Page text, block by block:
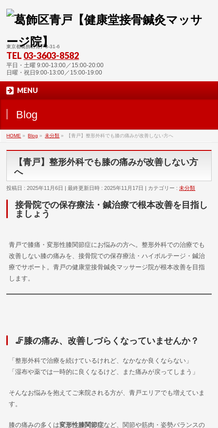
東京都葛飾区青戸3-31-6
TEL 03-3603-8582
平日・土曜 9:00-13:00／15:00-20:00
日曜・祝日9:00-13:00／15:00-19:00
MENU
Blog
HOME » Blog » 未分類 » 【青戸】整形外科でも膝の痛みが改善しない方へ
【青戸】整形外科でも膝の痛みが改善しない方
へ
投稿日 : 2025年11月6日 最終更新日時 : 2025年11月17日 カテゴリー :未分類
接骨院での保存療法・鍼治療で根本改善を目指し
ましょう
青戸で膝痛・変形性膝関節症にお悩みの方へ。整形外科での治療でも
改善しない膝の痛みを、接骨院での保存療法・ハイボルテージ・鍼治
療でサポート。青戸の健康堂接骨鍼灸マッサージ院が根本改善を目指
します。
🦵膝の痛み、改善しづらくなっていませんか？
「整形外科で治療を続けているけれど、なかなか良くならない」
「湿布や薬では一時的に良くなるけど、また痛みが戻ってしまう」
そんなお悩みを抱えてご来院される方が、青戸エリアでも増えていま
す。
膝の痛みの多くは変形性膝関節症など、関節や筋肉・姿勢バランスの